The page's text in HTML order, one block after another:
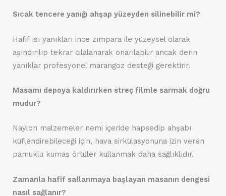
Sıcak tencere yanığı ahşap yüzeyden silinebilir mi?
Hafif ısı yanıkları ince zımpara ile yüzeysel olarak
aşındırılıp tekrar cilalanarak onarılabilir ancak derin
yanıklar profesyonel marangoz desteği gerektirir.
Masamı depoya kaldırırken streç filmle sarmak doğru
mudur?
Naylon malzemeler nemi içeride hapsedip ahşabı
küflendirebileceği için, hava sirkülasyonuna izin veren
pamuklu kumaş örtüler kullanmak daha sağlıklıdır.
Zamanla hafif sallanmaya başlayan masanın dengesi
nasıl sağlanır?